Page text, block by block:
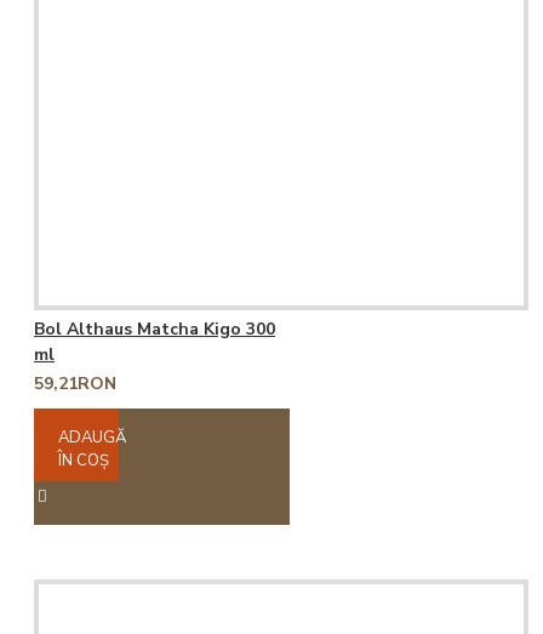
Bol Althaus Matcha Kigo 300
ml
59,21RON
ADAUGĂ
ÎN COŞ